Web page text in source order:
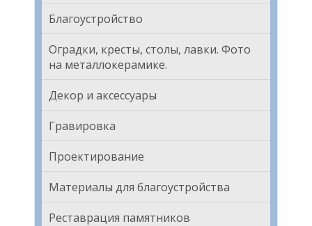
Благоустройство
Оградки, кресты, столы, лавки. Фото
на металлокерамике.
Декор и аксессуары
Гравировка
Проектирование
Материалы для благоустройства
Реставрация памятников